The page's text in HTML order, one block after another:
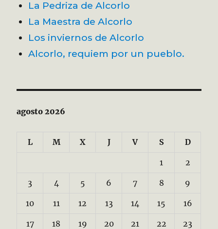
La Pedriza de Alcorlo
La Maestra de Alcorlo
Los inviernos de Alcorlo
Alcorlo, requiem por un pueblo.
agosto 2026
L M X J V S D
1 2
3 4 5 6 7 8 9
10 11 12 13 14 15 16
17 18 19 20 21 22 23